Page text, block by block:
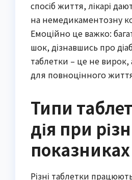
спосіб життя, лікарі
на немедикаментозну
Емоційно це важко:
шок, дізнавшись про
таблетки – це не вирок,
для повноцінного
Типи
дія при
показниках
Різні таблетки